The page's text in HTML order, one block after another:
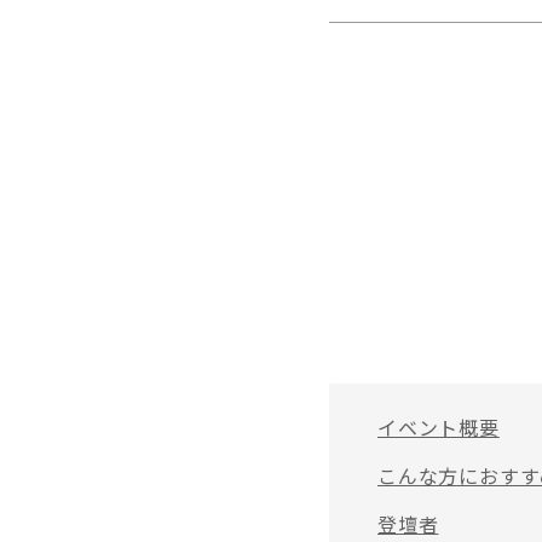
イベント概要
こんな方におす
登壇者